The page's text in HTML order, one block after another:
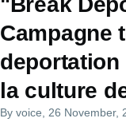
Campagne
la culture
By voice , 26 November,